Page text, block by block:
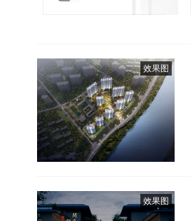
效果图
效果图